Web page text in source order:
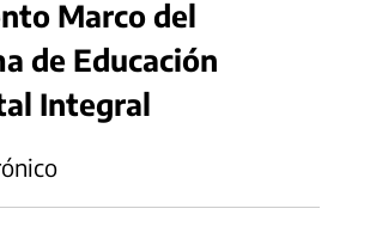
Marco del
de Educación
Integral